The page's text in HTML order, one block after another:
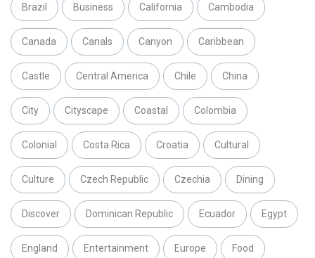
Brazil Business California Cambodia
Canada Canals Canyon Caribbean
Castle Central America Chile China
City Cityscape Coastal Colombia
Colonial Costa Rica Croatia Cultural
Culture Czech Republic Czechia Dining
Discover Dominican Republic Ecuador Egypt
England Entertainment Europe Food